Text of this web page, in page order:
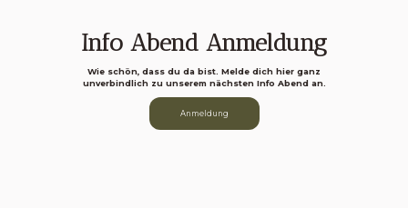
Info Abend Anmeldung
Wie schön, dass du da bist. Melde dich hier ganz
unverbindlich zu unserem nächsten Info Abend an.
Anmeldung